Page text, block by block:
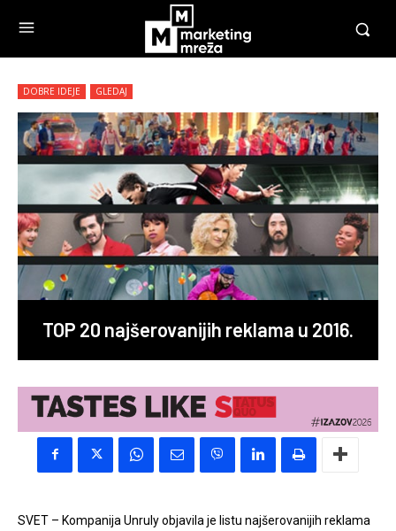
DOBRE IDEJE GLEDAJ
TOP 20 najšerovanijih reklama u 2016.
SVET – Kompanija Unruly objavila je listu najšerovanijih reklama